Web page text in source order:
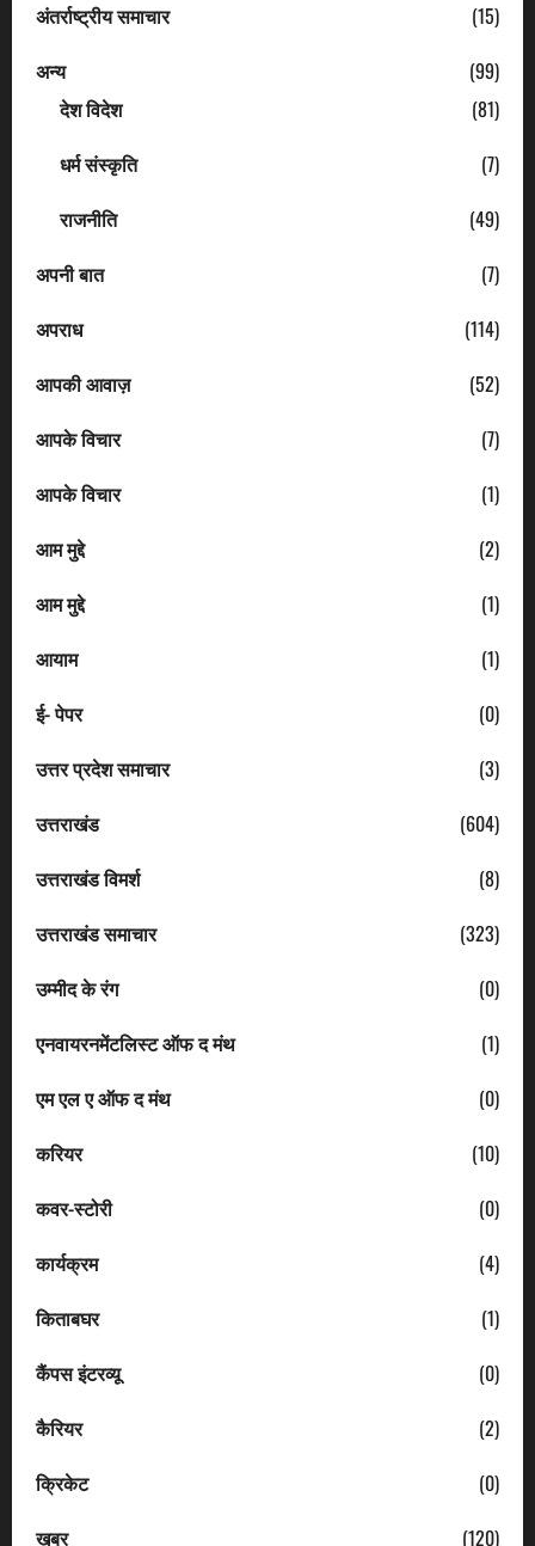
अंतर्राष्ट्रीय समाचार
(15)
अन्य
(99)
देश विदेश
(81)
धर्म संस्कृति
(7)
राजनीति
(49)
अपनी बात
(7)
अपराध
(114)
आपकी आवाज़
(52)
आपके विचार
(7)
आपके विचार
(1)
आम मुद्दे
(2)
आम मुद्दे
(1)
आयाम
(1)
ई- पेपर
(0)
उत्तर प्रदेश समाचार
(3)
उत्तराखंड
(604)
उत्तराखंड विमर्श
(8)
उत्तराखंड समाचार
(323)
उम्मीद के रंग
(0)
एनवायरनमेंटलिस्ट ऑफ द मंथ
(1)
एम एल ए ऑफ द मंथ
(0)
करियर
(10)
कवर-स्टोरी
(0)
कार्यक्रम
(4)
किताबघर
(1)
कैंपस इंटरव्यू
(0)
कैरियर
(2)
क्रिकेट
(0)
खबर
(120)